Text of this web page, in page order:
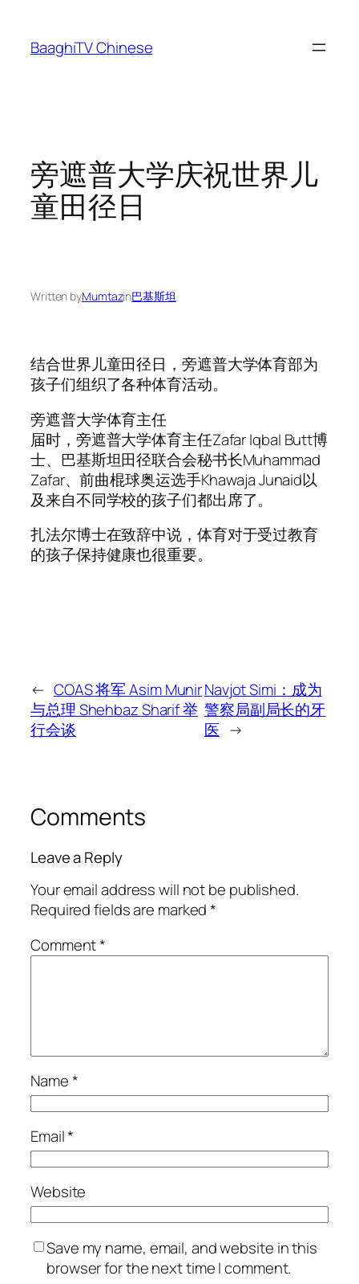
content
BaaghiTV Chinese
旁遮普大学庆祝世界儿
童田径日
Written byMumtazin巴基斯坦
结合世界儿童田径日，旁遮普大学体育部为
孩子们组织了各种体育活动。
旁遮普大学体育主任
届时，旁遮普大学体育主任Zafar Iqbal Butt博
士、巴基斯坦田径联合会秘书长Muhammad
Zafar、前曲棍球奥运选手Khawaja Junaid以
及来自不同学校的孩子们都出席了。
扎法尔博士在致辞中说，体育对于受过教育
的孩子保持健康也很重要。
← COAS 将军 Asim Munir
与总理 Shehbaz Sharif 举
行会谈
Navjot Simi：成为
警察局副局长的牙
医 →
Comments
Leave a Reply
Your email address will not be published.
Required fields are marked*
Comment*
Name*
Email*
Website
Save my name, email, and website in this
browser for the next time I comment.